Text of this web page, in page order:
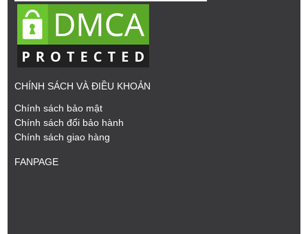
CHÍNH SÁCH VÀ ĐIỀU KHOẢN
Chính sách bảo mật
Chính sách đổi bảo hành
Chính sách giao hàng
FANPAGE